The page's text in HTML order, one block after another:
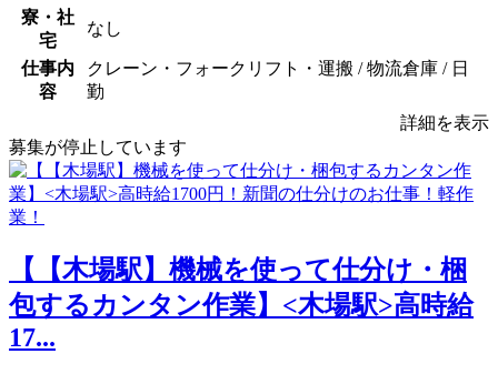
寮・社
宅
なし
仕事内
容
クレーン・フォークリフト・運搬 / 物流倉庫 / 日
勤
詳細を表示
募集が停止しています
【【木場駅】機械を使って仕分け・梱
包するカンタン作業】<木場駅>高時給
17...